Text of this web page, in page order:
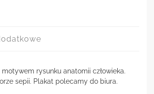
rysunku anatomii człowieka.
sepii. Plakat polecamy do biura.